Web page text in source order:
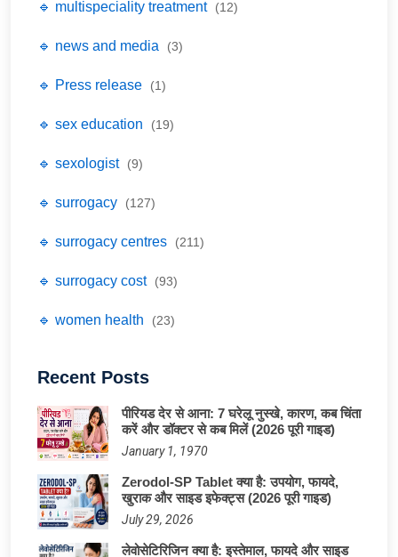
🔹 multispeciality treatment (12)
🔹 news and media (3)
🔹 Press release (1)
🔹 sex education (19)
🔹 sexologist (9)
🔹 surrogacy (127)
🔹 surrogacy centres (211)
🔹 surrogacy cost (93)
🔹 women health (23)
Recent Posts
पीरियड देर से आना: 7 घरेलू नुस्खे, कारण, कब चिंता
करें और डॉक्टर से कब मिलें (2026 पूरी गाइड)
January 1, 1970
Zerodol-SP Tablet क्या है: उपयोग, फायदे,
खुराक और साइड इफेक्ट्स (2026 पूरी गाइड)
July 29, 2026
लेवोसेटिरिजिन क्या है: इस्तेमाल, फायदे और साइड